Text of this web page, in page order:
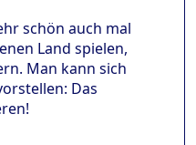
schön auch mal
Land spielen,
Man kann sich
Das